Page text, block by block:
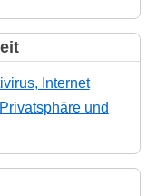
Internet
und